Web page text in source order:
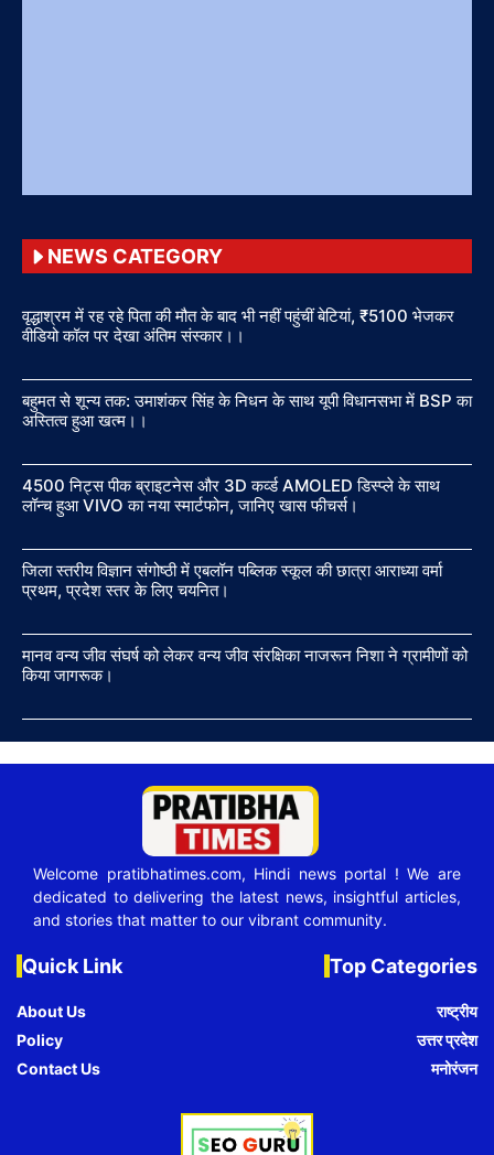
NEWS CATEGORY
वृद्धाश्रम में रह रहे पिता की मौत के बाद भी नहीं पहुंचीं बेटियां, ₹5100 भेजकर
वीडियो कॉल पर देखा अंतिम संस्कार।।
बहुमत से शून्य तक: उमाशंकर सिंह के निधन के साथ यूपी विधानसभा में BSP का
अस्तित्व हुआ खत्म।।
4500 निट्स पीक ब्राइटनेस और 3D कर्व्ड AMOLED डिस्प्ले के साथ
लॉन्च हुआ VIVO का नया स्मार्टफोन, जानिए खास फीचर्स।
जिला स्तरीय विज्ञान संगोष्ठी में एबलॉन पब्लिक स्कूल की छात्रा आराध्या वर्मा
प्रथम, प्रदेश स्तर के लिए चयनित।
मानव वन्य जीव संघर्ष को लेकर वन्य जीव संरक्षिका नाजरून निशा ने ग्रामीणों को
किया जागरूक।
Welcome pratibhatimes.com, Hindi news portal ! We are
dedicated to delivering the latest news, insightful articles,
and stories that matter to our vibrant community.
Quick Link
About Us
Policy
Contact Us
Top Categories
राष्ट्रीय
उत्तर प्रदेश
मनोरंजन